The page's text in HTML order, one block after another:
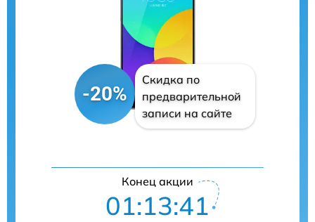
-20%
Скидка по
предварительной
записи на сайте
Конец акции
01:13:41